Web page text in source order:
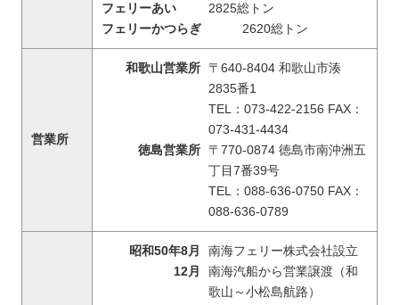
フェリーあい
2825総トン
フェリーかつらぎ
2620総トン
営業所
和歌山営業所
〒640-8404 和歌山市湊
2835番1
TEL：073-422-2156 FAX：
073-431-4434
徳島営業所
〒770-0874 徳島市南沖洲五
丁目7番39号
TEL：088-636-0750 FAX：
088-636-0789
昭和50年8月
南海フェリー株式会社設立
12月
南海汽船から営業譲渡（和
歌山～小松島航路）